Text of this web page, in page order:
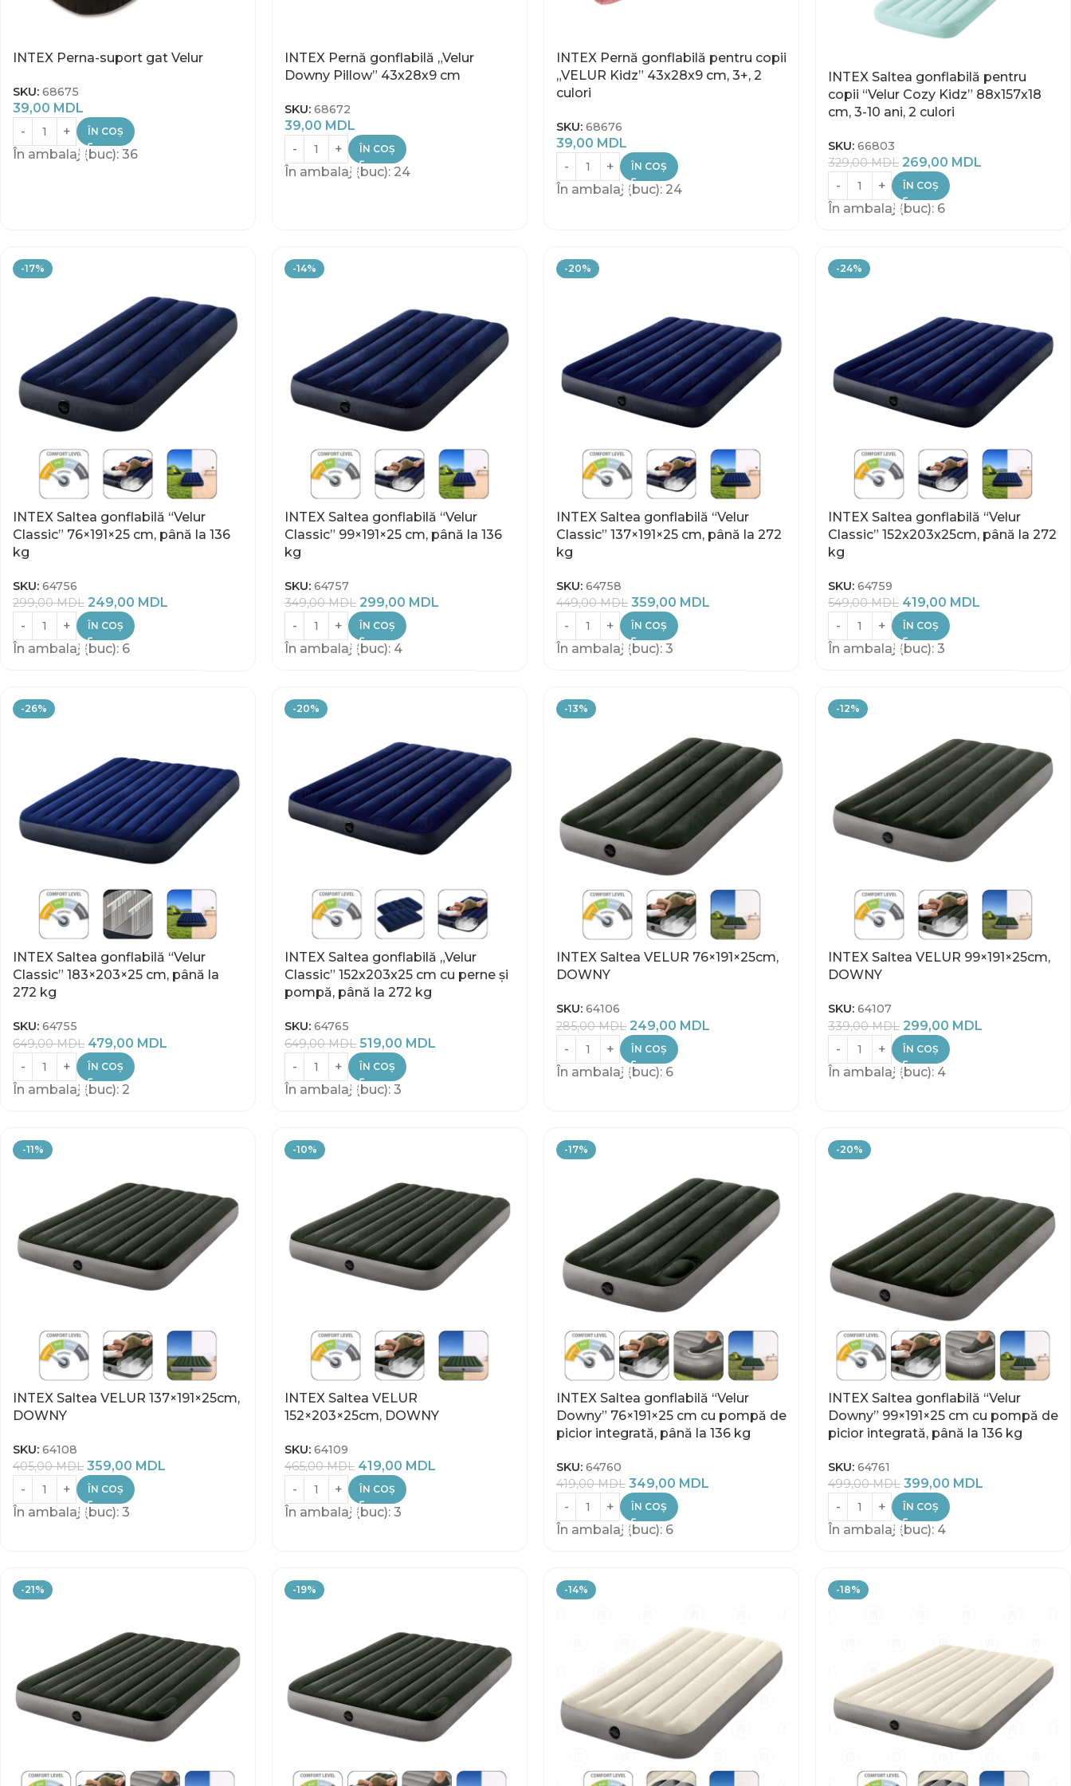
INTEX Perna-suport gat Velur
SKU: 68675
39,00 MDL
ÎN COȘ
În ambalaj (buc): 36
INTEX Pernă gonflabilă „Velur
Downy Pillow” 43х28х9 cm
SKU: 68672
39,00 MDL
ÎN COȘ
În ambalaj (buc): 24
INTEX Pernă gonflabilă pentru copii
„VELUR Kidz” 43x28x9 cm, 3+, 2
culori
SKU: 68676
39,00 MDL
ÎN COȘ
În ambalaj (buc): 24
INTEX Saltea gonflabilă pentru
copii “Velur Cozy Kidz” 88x157x18
cm, 3-10 ani, 2 culori
SKU: 66803
329,00MDL 269,00 MDL
ÎN COȘ
În ambalaj (buc): 6
-17%
INTEX Saltea gonflabilă “Velur
Classic” 76×191×25 cm, până la 136
kg
SKU: 64756
299,00MDL 249,00 MDL
ÎN COȘ
În ambalaj (buc): 6
-14%
INTEX Saltea gonflabilă “Velur
Classic” 99×191×25 cm, până la 136
kg
SKU: 64757
349,00MDL 299,00 MDL
ÎN COȘ
În ambalaj (buc): 4
-20%
INTEX Saltea gonflabilă “Velur
Classic” 137×191×25 cm, până la 272
kg
SKU: 64758
449,00MDL 359,00 MDL
ÎN COȘ
În ambalaj (buc): 3
-24%
INTEX Saltea gonflabilă “Velur
Classic” 152x203x25cm, până la 272
kg
SKU: 64759
549,00MDL 419,00 MDL
ÎN COȘ
În ambalaj (buc): 3
-26%
INTEX Saltea gonflabilă “Velur
Classic” 183×203×25 cm, până la
272 kg
SKU: 64755
649,00MDL 479,00 MDL
ÎN COȘ
În ambalaj (buc): 2
-20%
INTEX Saltea gonflabilă „Velur
Classic” 152x203x25 cm cu perne și
pompă, până la 272 kg
SKU: 64765
649,00MDL 519,00 MDL
ÎN COȘ
În ambalaj (buc): 3
-13%
INTEX Saltea VELUR 76×191×25cm,
DOWNY
SKU: 64106
285,00MDL 249,00 MDL
ÎN COȘ
În ambalaj (buc): 6
-12%
INTEX Saltea VELUR 99×191×25cm,
DOWNY
SKU: 64107
339,00MDL 299,00 MDL
ÎN COȘ
În ambalaj (buc): 4
-11%
INTEX Saltea VELUR 137×191×25cm,
DOWNY
SKU: 64108
405,00MDL 359,00 MDL
ÎN COȘ
În ambalaj (buc): 3
-10%
INTEX Saltea VELUR
152×203×25cm, DOWNY
SKU: 64109
465,00MDL 419,00 MDL
ÎN COȘ
În ambalaj (buc): 3
-17%
INTEX Saltea gonflabilă “Velur
Downy” 76×191×25 cm cu pompă de
picior integrată, până la 136 kg
SKU: 64760
419,00MDL 349,00 MDL
ÎN COȘ
În ambalaj (buc): 6
-20%
INTEX Saltea gonflabilă “Velur
Downy” 99×191×25 cm cu pompă de
picior integrată, până la 136 kg
SKU: 64761
499,00MDL 399,00 MDL
ÎN COȘ
În ambalaj (buc): 4
-21% -19% -14% -18%